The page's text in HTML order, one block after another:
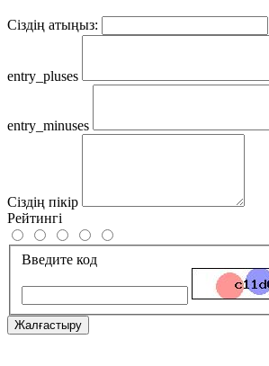
Сіздің атыңыз:
entry_pluses
entry_minuses
Сіздің пікір
Рейтингі
Введите код
Жалғастыру